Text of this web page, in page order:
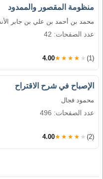
منظومة المقصور والممدود
محمد بن أحمد بن علي بن جابر
عدد الصفحات: 42
4.00★★★★★ (1)
الإصباح في شرح الاقتراح
محمود فجال
عدد الصفحات: 496
4.00★★★★★ (2)